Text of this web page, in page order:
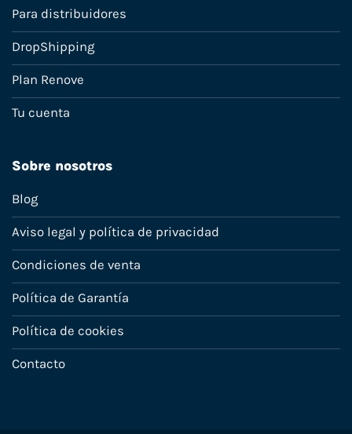
Para distribuidores
DropShipping
Plan Renove
Tu cuenta
Sobre nosotros
Blog
Aviso legal y política de privacidad
Condiciones de venta
Política de Garantía
Política de cookies
Contacto